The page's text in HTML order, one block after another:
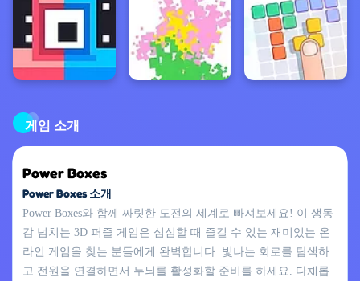
게임 소개
Power Boxes
Power Boxes 소개
Power Boxes와 함께 짜릿한 도전의 세계로 빠져보세요! 이 생동
감 넘치는 3D 퍼즐 게임은 심심할 때 즐길 수 있는 재미있는 온
라인 게임을 찾는 분들에게 완벽합니다. 빛나는 회로를 탐색하
고 전원을 연결하면서 두뇌를 활성화할 준비를 하세요. 다채롭